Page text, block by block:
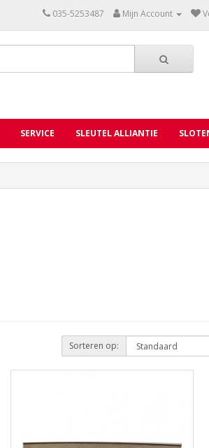
035-5253487 Mijn Account
SERVICE SLEUTEL ALLIANTIE
Sorteren op: